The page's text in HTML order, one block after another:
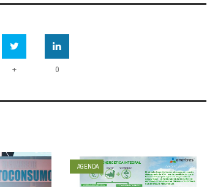
+ 0
AGENDA